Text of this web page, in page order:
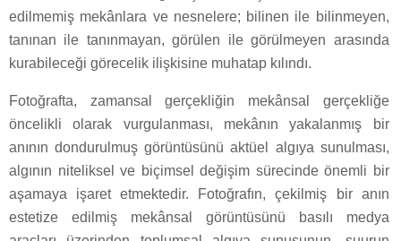
edilmemiş mekânlara ve nesnelere; bilinen ile bilinmeyen,
tanınan ile tanınmayan, görülen ile görülmeyen arasında
kurabileceği görecelik ilişkisine muhatap kılındı.
Fotoğrafta, zamansal gerçekliğin mekânsal gerçekliğe
öncelikli olarak vurgulanması, mekânın yakalanmış bir
anının dondurulmuş görüntüsünü aktüel algıya sunulması,
algının niteliksel ve biçimsel değişim sürecinde önemli bir
aşamaya işaret etmektedir. Fotoğrafın, çekilmiş bir anın
estetize edilmiş mekânsal görüntüsünü basılı medya